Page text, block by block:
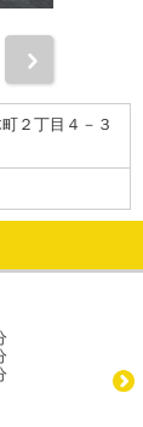
２丁目４－３